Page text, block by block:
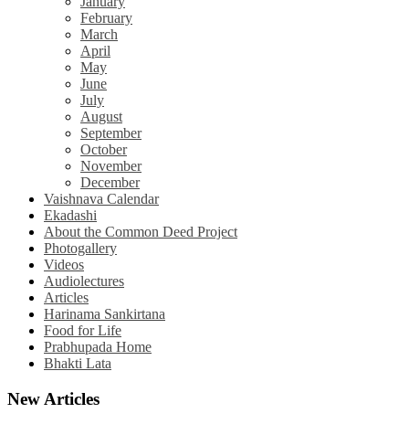
February
March
April
May
June
July
August
September
October
November
December
Vaishnava Calendar
Ekadashi
About the Common Deed Project
Photogallery
Videos
Audiolectures
Articles
Harinama Sankirtana
Food for Life
Prabhupada Home
Bhakti Lata
New Articles